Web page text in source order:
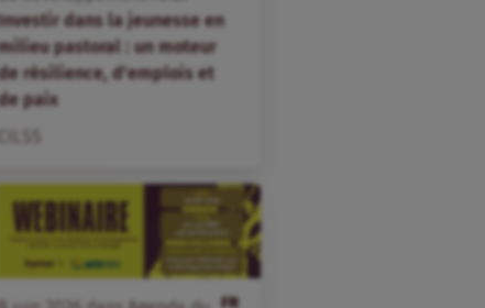
dans la jeunesse en
pastoral : un moteur
résilience, d’emplois et
paix
FR